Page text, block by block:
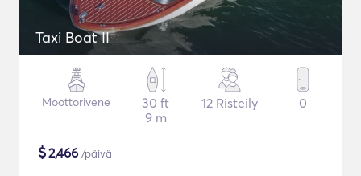
Taxi Boat II
Moottorivene
30 ft
9 m
12 Risteily 0
$2,466 /päivä